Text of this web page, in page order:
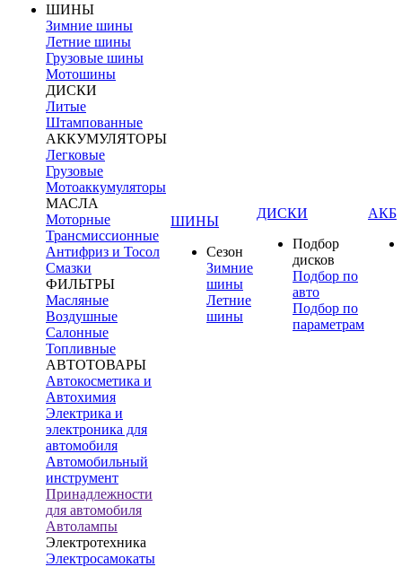
ШИНЫ
Зимние шины
Летние шины
Грузовые шины
Мотошины
ДИСКИ
Литые
Штампованные
АККУМУЛЯТОРЫ
Легковые
Грузовые
Мотоаккумуляторы
МАСЛА
Моторные
Трансмиссионные
Антифриз и Тосол
Смазки
ФИЛЬТРЫ
Масляные
Воздушные
Салонные
Топливные
АВТОТОВАРЫ
Автокосметика и
Автохимия
Электрика и
электроника для
автомобиля
Автомобильный
инструмент
Принадлежности
для автомобиля
Автолампы
Электротехника
Электросамокаты
ШИНЫ
Сезон
Зимние
шины
Летние
шины
ДИСКИ
Подбор
дисков
Подбор по
авто
Подбор по
параметрам
АКБ